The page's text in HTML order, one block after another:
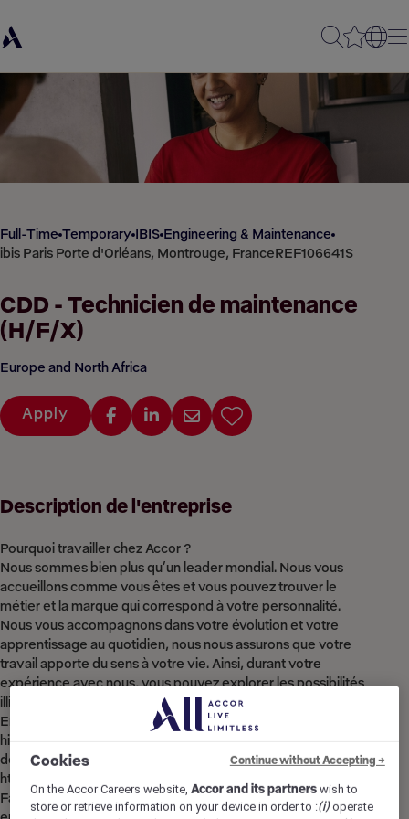
Full-Time Temporary IBIS Engineering & Maintenance
ibis Paris Porte d'Orléans, Montrouge, FranceREF106641S
CDD - Technicien de maintenance
(H/F/X)
Europe and North Africa
Apply
Description de l'entreprise
Pourquoi travailler chez Accor ?
Nous sommes bien plus qu’un leader mondial. Nous vous
accueillons comme vous êtes et vous pouvez trouver le
métier et la marque qui correspond à votre personnalité.
Nous vous accompagnons dans votre évolution et votre
apprentissage au quotidien, nous nous assurons que votre
travail apporte du sens à votre vie. Ainsi, durant votre
expérience avec nous, vous pouvez explorer les possibilités
illimitée du Groupe Accor.
En rejoignant Accor, vous écrivez chaque chapitre de votre
histoire et ensemble nous pouvons imaginer l’Hôtellerie de
demain. Découvrez la vie qui vous attend chez Accor,
https://careers.accor.com/.
Faites ce que vous aimez, prenez soin du monde qui vous
Cookies
On the Accor Careers website,Accor and its partners wish to
store or retrieve information on your device in order to :(i)operate
Continue without Accepting →